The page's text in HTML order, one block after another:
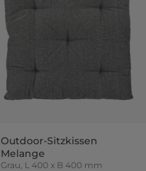
Outdoor-Sitzkissen
Melange
Grau, L 400 x B 400 mm